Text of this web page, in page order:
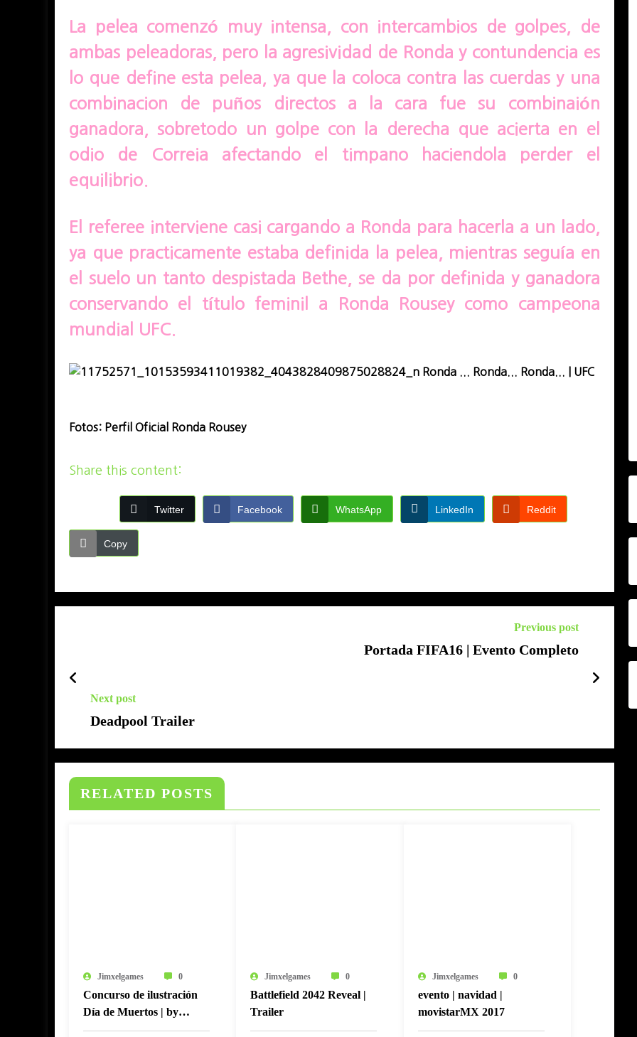
La pelea comenzó muy intensa, con intercambios de golpes, de
ambas peleadoras, pero la agresividad de Ronda y contundencia es
lo que define esta pelea, ya que la coloca contra las cuerdas y una
combinacion de puños directos a la cara fue su combinaión
ganadora, sobretodo un golpe con la derecha que acierta en el
odio de Correia afectando el timpano haciendola perder el
equilibrio.
El referee interviene casi cargando a Ronda para hacerla a un lado,
ya que practicamente estaba definida la pelea, mientras seguía en
el suelo un tanto despistada Bethe, se da por definida y ganadora
conservando el título feminil a Ronda Rousey como campeona
mundial UFC.
Fotos: Perfil Oficial Ronda Rousey
Share this content:
Twitter Facebook WhatsApp LinkedIn Reddit
Copy
Previous post
Portada FIFA16 | Evento Completo
Next post
Deadpool Trailer
RELATED POSTS
Jimxelgames 0
Concurso de ilustración
Día de Muertos | by
CorelDRAW
Jimxelgames 0
Battlefield 2042 Reveal |
Trailer
Jimxelgames 0
evento | navidad |
movistarMX 2017